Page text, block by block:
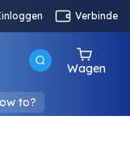
Verbinde
Wagen
to?